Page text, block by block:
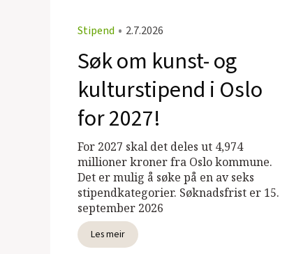
Stipend • 2.7.2026
Søk om kunst- og
kulturstipend i Oslo
for 2027!
For 2027 skal det deles ut 4,974
millioner kroner fra Oslo kommune.
Det er mulig å søke på en av seks
stipendkategorier. Søknadsfrist er 15.
september 2026
Les meir